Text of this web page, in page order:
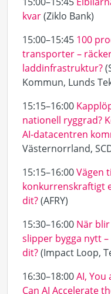
kvar(Ziklo Bank)
15:00–15:45 100
transporter –
laddinfrastruktur?
Kommun, Lunds
15:15–16:00
nationell ryggrad?
AI-datacentren
Västernorrland,
15:15–16:00Vägen
konkurrenskraftigt
dit?(AFRY)
15:30–16:00 När
slipper bygga nytt
dit?(Impact Loop,
16:30–18:00AI, You
Can AI Accelerate